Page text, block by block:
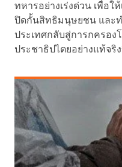
ทหารอย่างเร่งด่วน เพื่อใ
ปิดกั้นสิทธิมนุษยชน และ
ประเทศกลับสู่การกครอง
ประชาธิปไตยอย่างแท้จริง